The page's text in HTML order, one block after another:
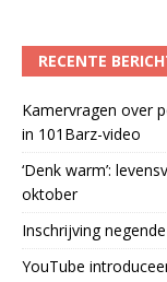
RECENTE
Kamervragen over
in 101Barz-video
‘Denk warm’:
oktober
Inschrijving
YouTube